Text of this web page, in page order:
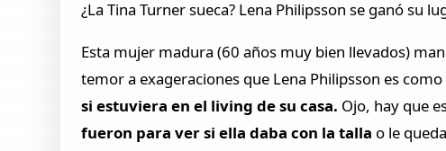
¿La Tina Turner sueca? Lena Philipsson se ganó
Esta mujer madura (60 años muy bien llevados)
temor a exageraciones que Lena Philipsson es
si estuviera en el living de su casa. Ojo, hay que
fueron para ver si ella daba con la talla o le